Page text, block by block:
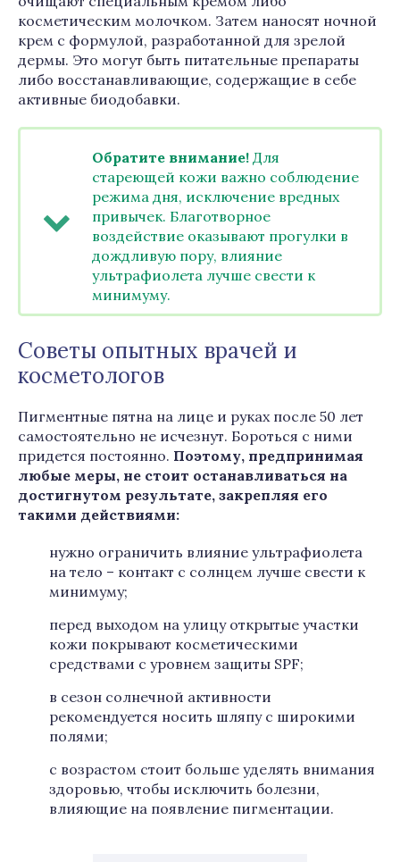
косметическим молочком. Затем наносят ночной
крем с формулой, разработанной для зрелой
дермы. Это могут быть питательные препараты
либо восстанавливающие, содержащие в себе
активные биодобавки.
Обратите внимание! Для
стареющей кожи важно соблюдение
режима дня, исключение вредных
привычек. Благотворное
воздействие оказывают прогулки в
дождливую пору, влияние
ультрафиолета лучше свести к
минимуму.
Советы опытных врачей и
косметологов
Пигментные пятна на лице и руках после 50 лет
самостоятельно не исчезнут. Бороться с ними
придется постоянно. Поэтому, предпринимая
любые меры, не стоит останавливаться на
достигнутом результате, закрепляя его
такими действиями:
нужно ограничить влияние ультрафиолета
на тело – контакт с солнцем лучше свести к
минимуму;
перед выходом на улицу открытые участки
кожи покрывают косметическими
средствами с уровнем защиты SPF;
в сезон солнечной активности
рекомендуется носить шляпу с широкими
полями;
с возрастом стоит больше уделять внимания
здоровью, чтобы исключить болезни,
влияющие на появление пигментации.